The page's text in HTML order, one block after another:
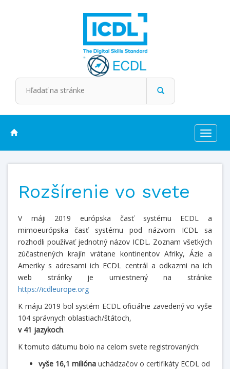
Toggle
Rozšírenie vo svete
V máji 2019 európska časť systému ECDL a
mimoeurópska časť systému pod názvom ICDL sa
rozhodli používať jednotný názov ICDL. Zoznam všetkých
zúčastnených krajín vrátane kontinentov Afriky, Ázie a
Ameriky s adresami ich ECDL centrál a odkazmi na ich
web stránky je umiestnený na stránke
https://icdleurope.org
K máju 2019 bol systém ECDL oficiálne zavedený vo vyše
104 správnych oblastiach/štátoch,
v 41 jazykoch.
K tomuto dátumu bolo na celom svete registrovaných:
vyše 16,1 milióna uchádzačov o certifikáty ECDL od